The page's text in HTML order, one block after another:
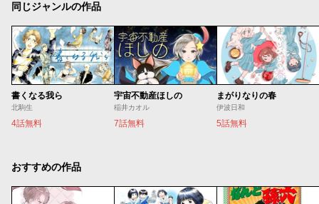
同じジャンルの作品
書くなる我ら
北駒生
4話無料
宇宙不動産ほしの
稲井カオル
7話無料
まがりなりの春
伊波日和
5話無料
おすすめの作品